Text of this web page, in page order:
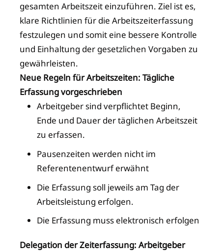
gesamten Arbeitszeit einzuführen. Ziel ist es,
klare Richtlinien für die Arbeitszeiterfassung
festzulegen und somit eine bessere Kontrolle
und Einhaltung der gesetzlichen Vorgaben zu
gewährleisten.
Neue Regeln für Arbeitszeiten: Tägliche
Erfassung vorgeschrieben
Arbeitgeber sind verpflichtet Beginn,
Ende und Dauer der täglichen Arbeitszeit
zu erfassen.
Pausenzeiten werden nicht im
Referentenentwurf erwähnt
Die Erfassung soll jeweils am Tag der
Arbeitsleistung erfolgen.
Die Erfassung muss elektronisch erfolgen
Delegation der Zeiterfassung: Arbeitgeber